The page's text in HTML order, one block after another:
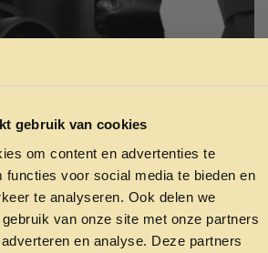
gebruik van cookies
om content en advertenties te
functies voor social media te bieden en
te analyseren. Ook delen we
van onze site met onze partners
en analyse. Deze partners
Vetlando
5% KORTING OP
BESTELLING!